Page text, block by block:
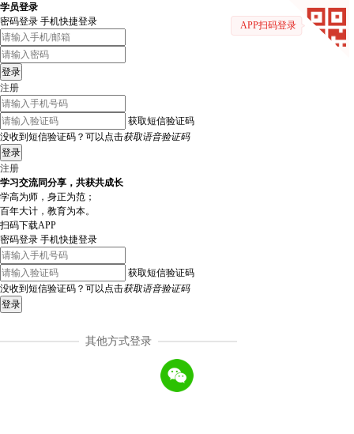
学员登录
密码登录 手机快捷登录
登录
注册
获取短信验证码
没收到短信验证码？可以点击获取语音验证码
登录
注册
学习交流同分享，共获共成长
学高为师，身正为范；
百年大计，教育为本。
扫码下载APP
APP扫码登录
密码登录 手机快捷登录
获取短信验证码
没收到短信验证码？可以点击获取语音验证码
登录
其他方式登录